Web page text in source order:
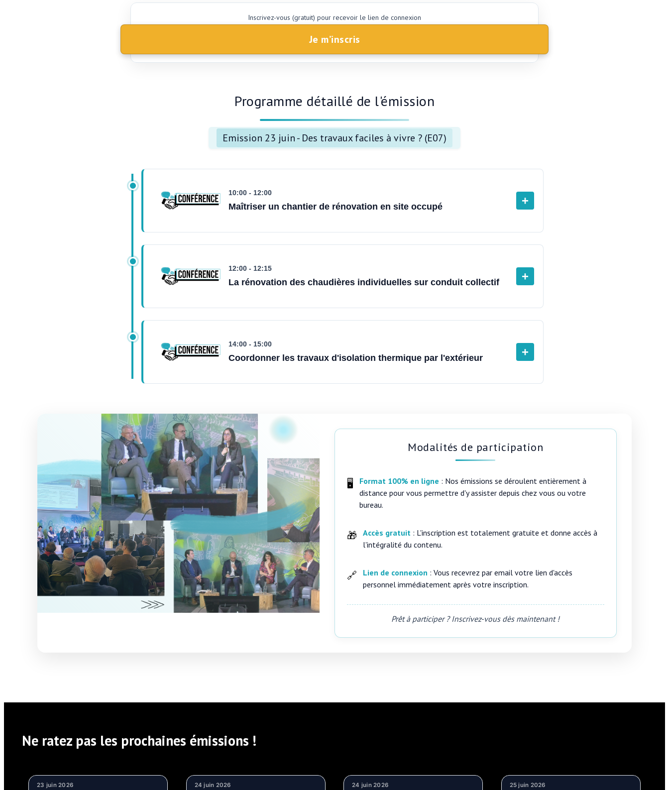
Inscrivez-vous (gratuit) pour recevoir le lien de connexion
Je m’inscris
Programme détaillé de l'émission
Emission 23 juin - Des travaux faciles à vivre ? (E07)
10:00 - 12:00
Maîtriser un chantier de rénovation en site occupé +
12:00 - 12:15
La rénovation des chaudières individuelles sur conduit collectif +
14:00 - 15:00
Coordonner les travaux d'isolation thermique par l'extérieur +
Modalités de participation
🖥️ Format 100% en ligne : Nos émissions se déroulent entièrement à
distance pour vous permettre d'y assister depuis chez vous ou votre
bureau.
🎁 Accès gratuit : L'inscription est totalement gratuite et donne accès à
l'intégralité du contenu.
🔗 Lien de connexion : Vous recevrez par email votre lien d'accès
personnel immédiatement après votre inscription.
Prêt à participer ? Inscrivez-vous dès maintenant !
Ne ratez pas les prochaines émissions !
23 juin 2026 24 juin 2026 24 juin 2026 25 juin 2026